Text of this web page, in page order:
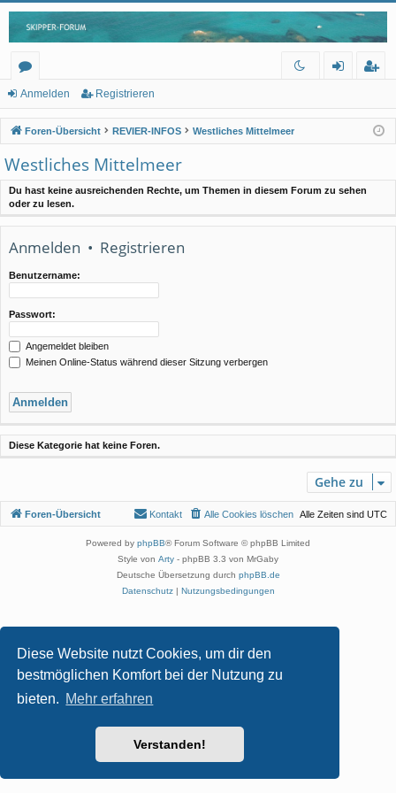
Diese Website nutzt Cookies, um dir den
bestmöglichen Komfort bei der Nutzung zu
bieten. Mehr erfahren
Verstanden!
or
en
m
el
ist
rie
Anmelden Registrieren
Foren-Übersicht REVIER-INFOS Westliches Mittelmeer
Westliches Mittelmeer
Du hast keine ausreichenden Rechte, um Themen in diesem Forum zu sehen
oder zu lesen.
Anmelden • Registrieren
Benutzername:
Passwort:
Angemeldet bleiben
Meinen Online-Status während dieser Sitzung verbergen
Diese Kategorie hat keine Foren.
Gehe zu
Foren-Übersicht Alle Zeiten sind UTC
Alle Cookies löschen
Kontakt
Powered by phpBB® Forum Software © phpBB Limited
Style von Arty - phpBB 3.3 von MrGaby
Deutsche Übersetzung durch phpBB.de
Datenschutz| Nutzungsbedingungen